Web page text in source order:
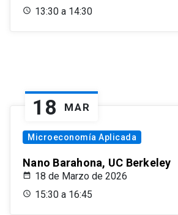
13:30 a 14:30
18 MAR
Microeconomía Aplicada
Nano Barahona, UC Berkeley
18 de Marzo de 2026
15:30 a 16:45